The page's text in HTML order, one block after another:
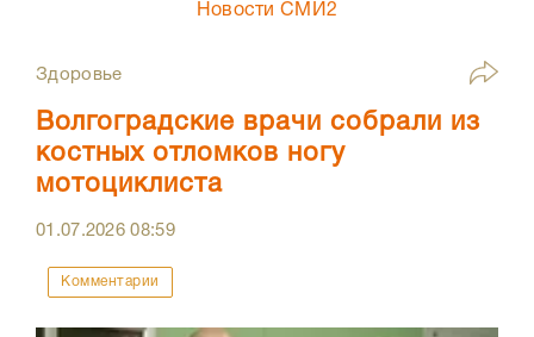
Новости СМИ2
Здоровье
Волгоградские врачи собрали из
костных отломков ногу
мотоциклиста
01.07.202608:59
Комментарии